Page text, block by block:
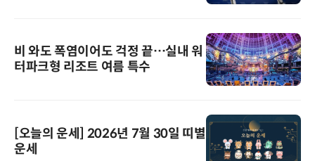
비 와도 폭염이어도 걱정 끝…실내 워
터파크형 리조트 여름 특수
[오늘의 운세] 2026년 7월 30일 띠별
운세